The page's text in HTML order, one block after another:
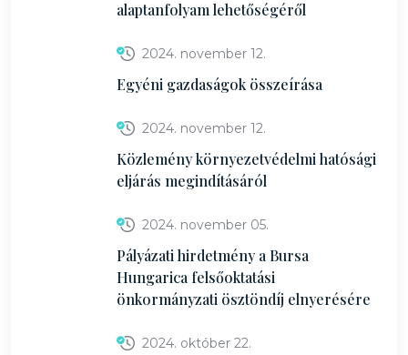
alaptanfolyam lehetőségéről
2024. november 12.
Egyéni gazdaságok összeírása
2024. november 12.
Közlemény környezetvédelmi hatósági
eljárás megindításáról
2024. november 05.
Pályázati hirdetmény a Bursa
Hungarica felsőoktatási
önkormányzati ösztöndíj elnyerésére
2024. október 22.